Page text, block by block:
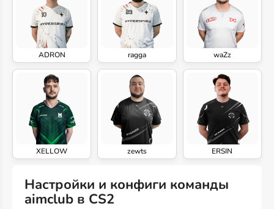
ADRON ragga waZz
XELLOW zewts ERSIN
Настройки и конфиги команды
aimclub в CS2